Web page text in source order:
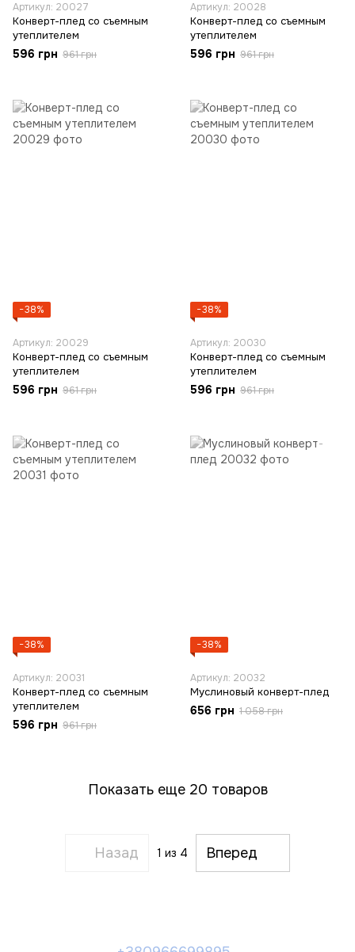
Артикул: 20027
Конверт-плед со съемным
утеплителем
596 грн 961 грн
Артикул: 20028
Конверт-плед со съемным
утеплителем
596 грн 961 грн
−38%
Артикул: 20029
Конверт-плед со съемным
утеплителем
596 грн 961 грн
−38%
Артикул: 20030
Конверт-плед со съемным
утеплителем
596 грн 961 грн
−38%
Артикул: 20031
Конверт-плед со съемным
утеплителем
596 грн 961 грн
−38%
Артикул: 20032
Муслиновый конверт-плед
656 грн 1 058 грн
Показать еще 20 товаров
Назад 1 из 4 Вперед